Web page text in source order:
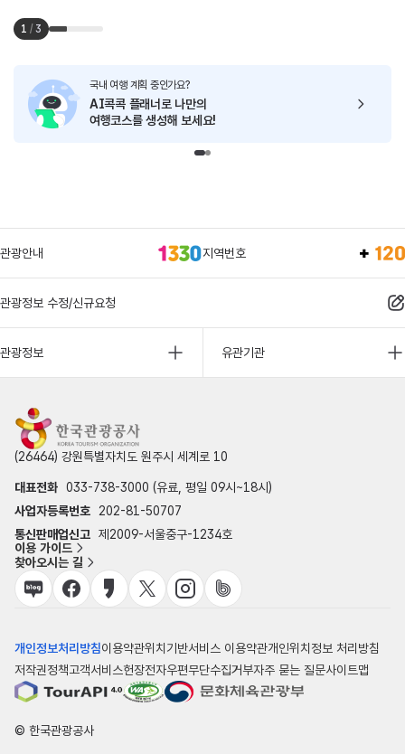
1 / 3
국내 여행 계획 중인가요?
AI콕콕 플래너로 나만의
여행코스를 생성해 보세요!
관광안내 지역번호
관광정보 수정/신규요청
관광정보 유관기관
(26464) 강원특별자치도 원주시 세계로 10
대표전화 033-738-3000 (유료, 평일 09시~18시)
사업자등록번호 202-81-50707
통신판매업신고 제2009-서울중구-1234호
이용 가이드
찾아오시는 길
개인정보처리방침이용약관위치기반서비스 이용약관개인위치정보 처리방침
저작권정책고객서비스헌장전자우편무단수집거부자주 묻는 질문사이트맵
© 한국관광공사